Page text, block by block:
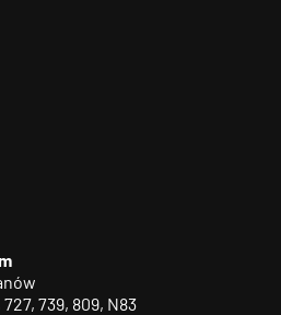
727, 739, 809, N83